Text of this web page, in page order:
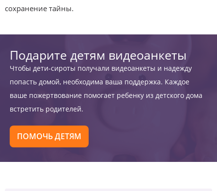
сохранение тайны.
Подарите детям видеоанкеты
Чтобы дети-сироты получали видеоанкеты и надежду
попасть домой, необходима ваша поддержка. Каждое
ваше пожертвование помогает ребенку из детского дома
встретить родителей.
ПОМОЧЬ ДЕТЯМ